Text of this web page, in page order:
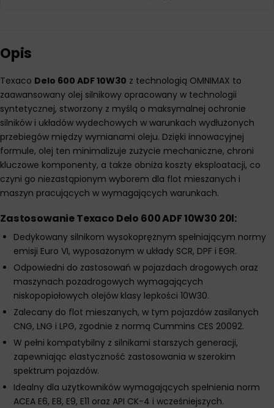
Opis
Texaco Delo 600 ADF 10W30 z technologią OMNIMAX to
zaawansowany olej silnikowy opracowany w technologii
syntetycznej, stworzony z myślą o maksymalnej ochronie
silników i układów wydechowych w warunkach wydłużonych
przebiegów między wymianami oleju. Dzięki innowacyjnej
formule, olej ten minimalizuje zużycie mechaniczne, chroni
kluczowe komponenty, a także obniża koszty eksploatacji, co
czyni go niezastąpionym wyborem dla flot mieszanych i
maszyn pracujących w wymagających warunkach.
Zastosowanie Texaco Delo 600 ADF 10W30 20l:
Dedykowany silnikom wysokoprężnym spełniającym normy
emisji Euro VI, wyposażonym w układy SCR, DPF i EGR.
Odpowiedni do zastosowań w pojazdach drogowych oraz
maszynach pozadrogowych wymagających
niskopopiołowych olejów klasy lepkości 10W30.
Zalecany do flot mieszanych, w tym pojazdów zasilanych
CNG, LNG i LPG, zgodnie z normą Cummins CES 20092.
W pełni kompatybilny z silnikami starszych generacji,
zapewniając elastyczność zastosowania w szerokim
spektrum pojazdów.
Idealny dla użytkowników wymagających spełnienia norm
ACEA E6, E8, E9, E11 oraz API CK-4 i wcześniejszych.